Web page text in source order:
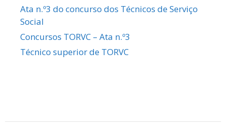
Ata n.º3 do concurso dos Técnicos de Serviço
Social
Concursos TORVC – Ata n.º3
Técnico superior de TORVC